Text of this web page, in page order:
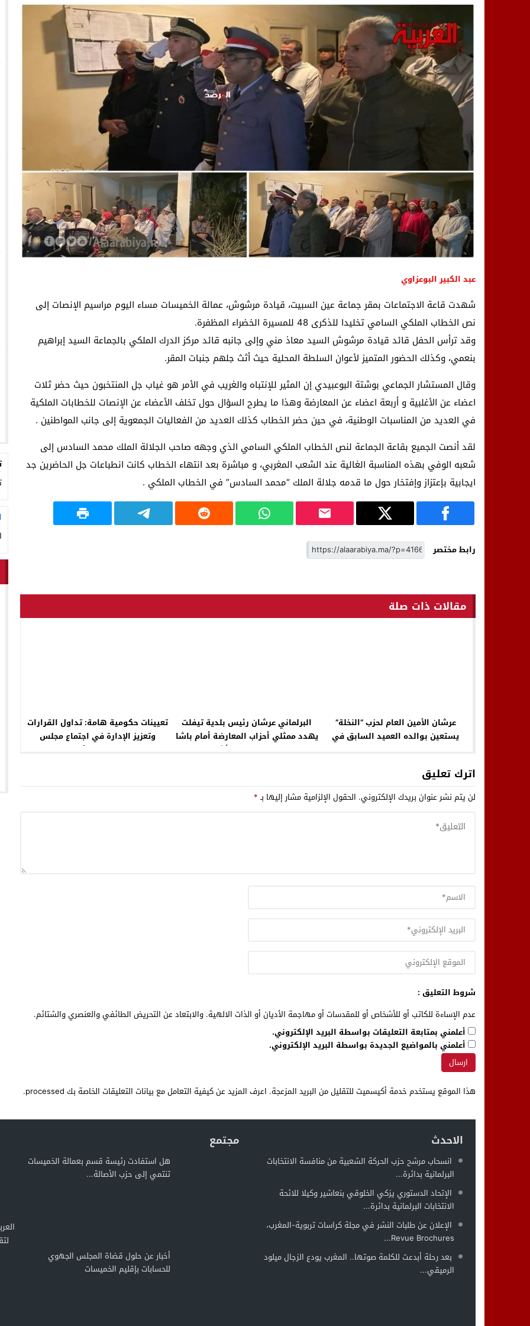
14:25 “العربية.ما” تنشر أخبار تيفلت وأصداء الأحداث فيها بصيغة أخرى 10:29 الجيش الملكي ينتفض ضد تعيين “ندالا”
18:23 طاطا: “اعتداء” على حقوقي يشعل غضب الجمعيات وملف “ماء القصبة” يفجّر الأوضاع
13:35 عقول الغد تصنع المستقبل: مسابقة “Robot Innov” بمراكش تؤسس لجيل الابتكار والتكنولوجيا
عبد الكبير البوعزاوي
شهدت قاعة الاجتماعات بمقر جماعة عين السبيت، قيادة مرشوش، عمالة الخميسات مساء اليوم مراسيم الإنصات إلى
نص الخطاب الملكي السامي تخليدا للذكرى 48 للمسيرة الخضراء المظفرة.
وقد ترأس الحفل قائد قيادة مرشوش السيد معاذ مني وإلى جانبه قائد مركز الدرك الملكي بالجماعة السيد إبراهيم
بنعمي، وكذلك الحضور المتميز لأعوان السلطة المحلية حيث أثث جلهم جنبات المقر.
وقال المستشار الجماعي بوشتة البوعبيدي إن المثير للإنتباه والغريب في الأمر هو غياب جل المنتخبون حيث حضر ثلات
اعضاء عن الأغلبية و أربعة اعضاء عن المعارضة وهذا ما يطرح السؤال حول تخلف الأعضاء عن الإنصات للخطابات الملكية
في العديد من المناسبات الوطنية، في حين حضر الخطاب كذلك العديد من الفعاليات الجمعوية إلى جانب المواطنين .
لقد أنصت الجميع بقاعة الجماعة لنص الخطاب الملكي السامي الذي وجهه صاحب الجلالة الملك محمد السادس إلى
شعبه الوفي بهذه المناسبة الغالية عند الشعب المغربي، و مباشرة بعد انتهاء الخطاب كانت انطباعات جل الحاضرين جد
ايجابية بإعتزاز وإفتخار حول ما قدمه جلالة الملك “محمد السادس” في الخطاب الملكي .
رابط مختصر
مقالات ذات صلة
عرشان الأمين العام لحزب “النخلة”
يستعين بوالده العميد السابق في
البرلماني عرشان رئيس بلدية تيفلت
يهدد ممثلي أحزاب المعارضة أمام باشا
المدينة والحاضرين خلال أشغال الدورة
تعيينات حكومية هامة: تداول القرارات
وتعزيز الإدارة في اجتماع مجلس
الحكومة الأخير
اترك تعليق
لن يتم نشر عنوان بريدك الإلكتروني. الحقول الإلزامية مشار إليها بـ*
شروط التعليق :
عدم الإساءة للكاتب أو للأشخاص أو للمقدسات أو مهاجمة الأديان أو الذات الالهية. والابتعاد عن التحريض الطائفي والعنصري والشتائم.
أعلمني بمتابعة التعليقات بواسطة البريد الإلكتروني.
أعلمني بالمواضيع الجديدة بواسطة البريد الإلكتروني.
هذا الموقع يستخدم خدمة أكيسميت للتقليل من البريد المزعجة. اعرف المزيد عن كيفية التعامل مع بيانات التعليقات الخاصة بك processed .
الاحدث
انسحاب مرشح حزب الحركة الشعبية من منافسة الانتخابات
البرلمانية بدائرة...
الإتحاد الدستوري يزكي الخلوقي بنعاشير وكيلا للائحة
الانتخابات البرلمانية بدائرة...
الإعلان عن طلبات النشر في مجلة كراسات تربوية-المغرب،
Revue Brochures...
بعد رحلة أبدعت للكلمة صوتها.. المغرب يودع الزجال ميلود
الرميقي...
مجتمع
هل استفادت رئيسة قسم بعمالة الخميسات
تنتمي إلى حزب الأصالة...
أخبار عن حلول قضاة المجلس الجهوي
للحسابات بإقليم الخميسات